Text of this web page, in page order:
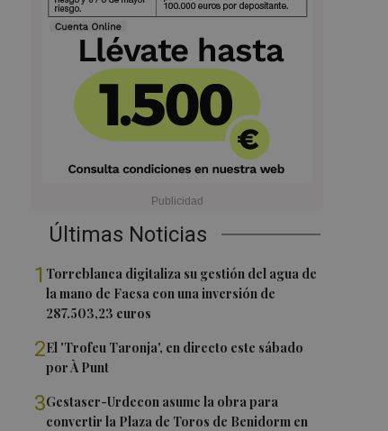
Últimas Noticias
1 Torreblanca digitaliza su gestión del agua de
la mano de Facsa con una inversión de
287.503,23 euros
2El 'Trofeu Taronja', en directo este sábado
por À Punt
3Gestaser-Urdecon asume la obra para
convertir la Plaza de Toros de Benidorm en